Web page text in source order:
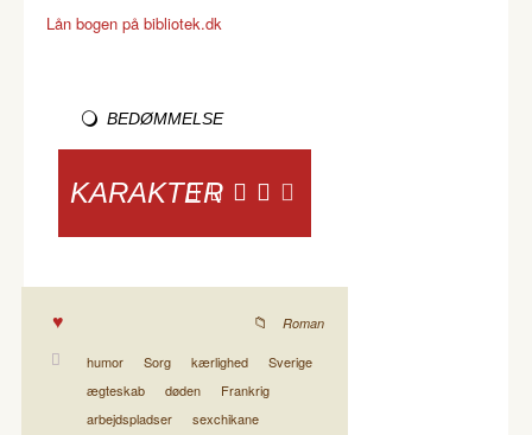
Lån bogen på bibliotek.dk
BEDØMMELSE
KARAKTER
Roman
humor Sorg kærlighed
Sverige
ægteskab
døden
Frankrig
arbejdspladser
sexchikane